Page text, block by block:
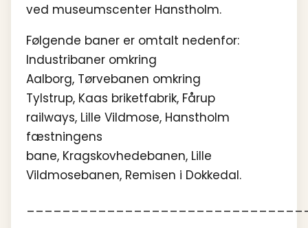
ved museumscenter Hanstholm.
Følgende baner er omtalt nedenfor:
Industribaner omkring
Aalborg, Tørvebanen omkring
Tylstrup, Kaas briketfabrik, Fårup
railways, Lille Vildmose, Hanstholm
fæstningens
bane, Kragskovhedebanen, Lille
Vildmosebanen, Remisen i Dokkedal.